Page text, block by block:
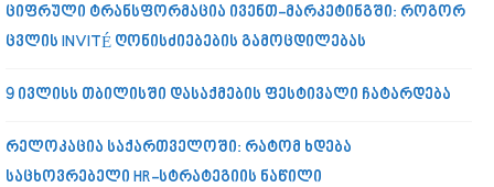
ციფრული ტრანსფორმაცია ივენთ-მარკეტინგში: როგორ
ცვლის INVITÉ ღონისძიებების გამოცდილებას
9 ივლისს თბილისში დასაქმების ფესტივალი ჩატარდება
რელოკაცია საქართველოში: რატომ ხდება
საცხოვრებელი HR-სტრატეგიის ნაწილი